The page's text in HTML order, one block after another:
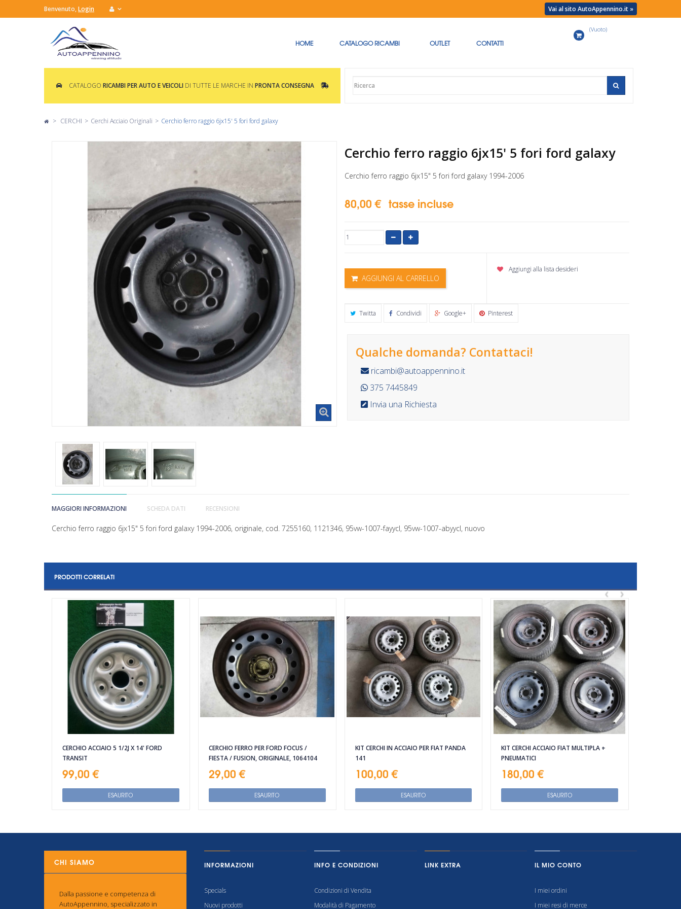
Vai al sito AutoAppennino.it »
Benvenuto,Login
HOME CATALOGO RICAMBI OUTLET CONTATTI
(Vuoto)
CATALOGO RICAMBI PER AUTO E VEICOLI DI TUTTE LE MARCHE IN PRONTA CONSEGNA
> CERCHI > Cerchi Acciaio Originali > Cerchio ferro raggio 6jx15' 5 fori ford galaxy
Cerchio ferro raggio 6jx15' 5 fori ford galaxy
Cerchio ferro raggio 6jx15" 5 fori ford galaxy 1994-2006
80,00 € tasse incluse
AGGIUNGI AL CARRELLO
Aggiungi alla lista desideri
Twitta Condividi Google+ Pinterest
Qualche domanda? Contattaci!
ricambi@autoappennino.it
375 7445849
Invia una Richiesta
MAGGIORI INFORMAZIONI SCHEDA DATI RECENSIONI
Cerchio ferro raggio 6jx15" 5 fori ford galaxy 1994-2006, originale, cod. 7255160, 1121346, 95vw-1007-fayycl, 95vw-1007-abyycl, nuovo
PRODOTTI CORRELATI
‹ ›
CERCHIO ACCIAIO 5 1/2J X 14' FORD
TRANSIT
99,00 €
ESAURITO
CERCHIO FERRO PER FORD FOCUS /
FIESTA / FUSION, ORIGINALE, 1064104
29,00 €
ESAURITO
KIT CERCHI IN ACCIAIO PER FIAT PANDA
141
100,00 €
ESAURITO
KIT CERCHI ACCIAIO FIAT MULTIPLA +
PNEUMATICI
180,00 €
ESAURITO
CHI SIAMO
Dalla passione e competenza di
AutoAppennino, specializzato in
INFORMAZIONI
Specials
Nuovi prodotti
INFO E CONDIZIONI
Condizioni di Vendita
Modalità di Pagamento
LINK EXTRA IL MIO CONTO
I miei ordini
I miei resi di merce